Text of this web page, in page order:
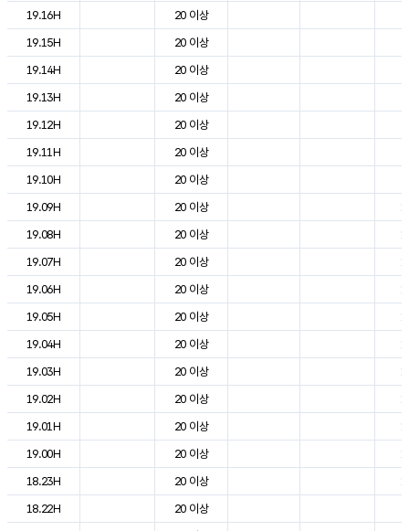
19.16H
20 이상
19.15H
20 이상
19.14H
20 이상
19.13H
20 이상
19.12H
20 이상
19.11H
20 이상
19.10H
20 이상
19.09H
20 이상
19.08H
20 이상
19.07H
20 이상
19.06H
20 이상
19.05H
20 이상
19.04H
20 이상
19.03H
20 이상
19.02H
20 이상
19.01H
20 이상
19.00H
20 이상
18.23H
20 이상
18.22H
20 이상